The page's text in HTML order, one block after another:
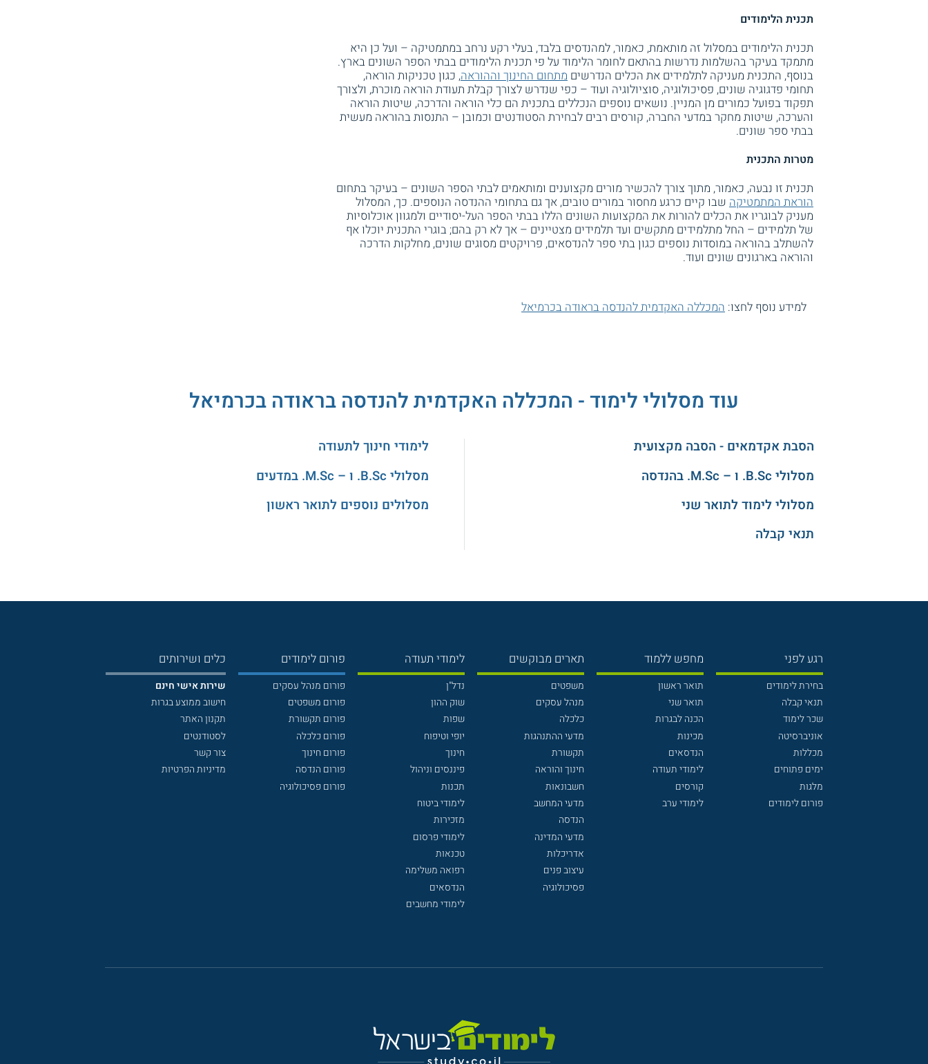
תכנית הלימודים
תכנית הלימודים במסלול זה מותאמת, כאמור, למהנדסים בלבד, בעלי רקע נרחב במתמטיקה – ועל כן היא
מתמקד בעיקר בהשלמות נדרשות בהתאם לחומר הלימוד על פי תכנית הלימודים בבתי הספר השונים בארץ.
בנוסף, התכנית מעניקה לתלמידים את הכלים הנדרשים מתחום החינוך וההוראה, כגון טכניקות הוראה,
תחומי פדגוגיה שונים, פסיכולוגיה, סוציולוגיה ועוד – כפי שנדרש לצורך קבלת תעודת הוראה מוכרת, ולצורך
תפקוד בפועל כמורים מן המניין. נושאים נוספים הנכללים בתכנית הם כלי הוראה והדרכה, שיטות הוראה
והערכה, שיטות מחקר במדעי החברה, קורסים רבים לבחירת הסטודנטים וכמובן – התנסות בהוראה מעשית
בבתי ספר שונים.
מטרות התכנית
תכנית זו נבעה, כאמור, מתוך צורך להכשיר מורים מקצוענים ומותאמים לבתי הספר השונים – בעיקר בתחום
הוראת המתמטיקה שבו קיים כרגע מחסור במורים טובים, אך גם בתחומי ההנדסה הנוספים. כך, המסלול
מעניק לבוגריו את הכלים להורות את המקצועות השונים הללו בבתי הספר העל-יסודיים ולמגוון אוכלוסיות
של תלמידים – החל מתלמידים מתקשים ועד תלמידים מצטיינים – אך לא רק בהם; בוגרי התכנית יוכלו אף
להשתלב בהוראה במוסדות נוספים כגון בתי ספר להנדסאים, פרויקטים מסוגים שונים, מחלקות הדרכה
והוראה בארגונים שונים ועוד.
למידע נוסף לחצו: המכללה האקדמית להנדסה בראודה בכרמיאל
עוד מסלולי לימוד - המכללה האקדמית להנדסה בראודה בכרמיאל
הסבת אקדמאים - הסבה מקצועית
מסלולי B.Sc. ו – M.Sc. בהנדסה
מסלולי לימוד לתואר שני
תנאי קבלה
לימודי חינוך לתעודה
מסלולי B.Sc. ו – M.Sc. במדעים
מסלולים נוספים לתואר ראשון
רגע לפני
בחירת לימודים
תנאי קבלה
שכר לימוד
אוניברסיטה
מכללות
ימים פתוחים
מלגות
פורום לימודים
מחפש ללמוד
תואר ראשון
תואר שני
הכנה לבגרות
מכינות
הנדסאים
לימודי תעודה
קורסים
לימודי ערב
תארים מבוקשים
משפטים
מנהל עסקים
כלכלה
מדעי ההתנהגות
תקשורת
חינוך והוראה
חשבונאות
מדעי המחשב
הנדסה
מדעי המדינה
אדריכלות
עיצוב פנים
פסיכולוגיה
לימודי תעודה
נדל"ן
שוק ההון
שפות
יופי וטיפוח
חינוך
פיננסים וניהול
תכנות
לימודי ביטוח
מזכירות
לימודי פרסום
טכנאות
רפואה משלימה
הנדסאים
לימודי מחשבים
פורום לימודים
פורום מנהל עסקים
פורום משפטים
פורום תקשורת
פורום כלכלה
פורום חינוך
פורום הנדסה
פורום פסיכולוגיה
כלים ושירותים
שירות אישי חינם
חישוב ממוצע בגרות
תקנון האתר
לסטודנטים
צור קשר
מדיניות הפרטיות